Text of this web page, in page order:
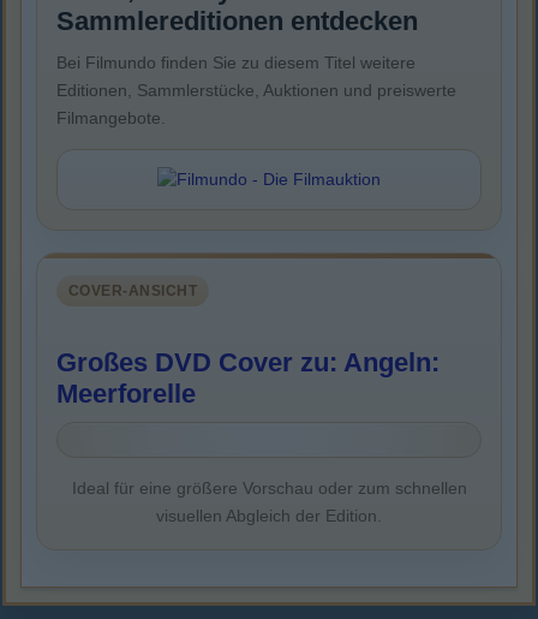
Sammlereditionen entdecken
Bei Filmundo finden Sie zu diesem Titel weitere
Editionen, Sammlerstücke, Auktionen und preiswerte
Filmangebote.
COVER-ANSICHT
Großes DVD Cover zu: Angeln:
Meerforelle
Ideal für eine größere Vorschau oder zum schnellen
visuellen Abgleich der Edition.